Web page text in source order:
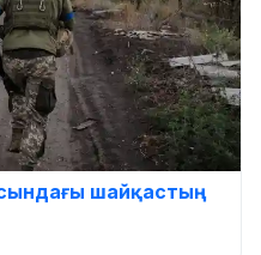
шайқастың